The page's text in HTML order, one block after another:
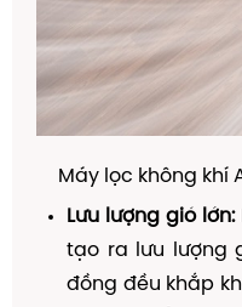
Máy lọc không khí
Lưu lượng gió lớn:
tạo ra lưu lượng
đồng đều khắp